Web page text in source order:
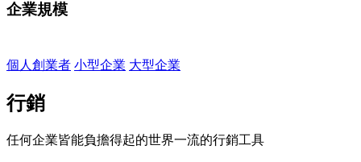
企業規模
個人創業者 小型企業 大型企業
行銷
任何企業皆能負擔得起的世界一流的行銷工具